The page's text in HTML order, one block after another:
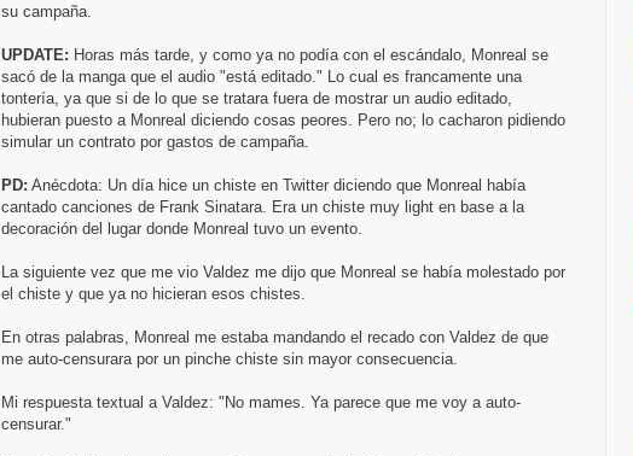
su campaña.
UPDATE: Horas más tarde, y como ya no podía con el escándalo, Monreal se
sacó de la manga que el audio "está editado." Lo cual es francamente una
tontería, ya que si de lo que se tratara fuera de mostrar un audio editado,
hubieran puesto a Monreal diciendo cosas peores. Pero no; lo cacharon pidiendo
simular un contrato por gastos de campaña.
PD: Anécdota: Un día hice un chiste en Twitter diciendo que Monreal había
cantado canciones de Frank Sinatara. Era un chiste muy light en base a la
decoración del lugar donde Monreal tuvo un evento.
La siguiente vez que me vio Valdez me dijo que Monreal se había molestado por
el chiste y que ya no hicieran esos chistes.
En otras palabras, Monreal me estaba mandando el recado con Valdez de que
me auto-censurara por un pinche chiste sin mayor consecuencia.
Mi respuesta textual a Valdez: "No mames. Ya parece que me voy a auto-
censurar."